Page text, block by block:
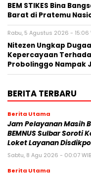
BEM STIKES Bina
Barat di Pratemu
Rabu, 5 Agustus 2026 - 15:06
Nitezen Ungkap
Kepercayaan
Probolinggo Nampak
BERITA TERBARU
Berita Utama
Jam Pelayanan Masih
BEMNUS Sulbar Soroti
Loket Layanan
Sabtu, 8 Agu 2026 - 00:07 WIB
Berita Utama